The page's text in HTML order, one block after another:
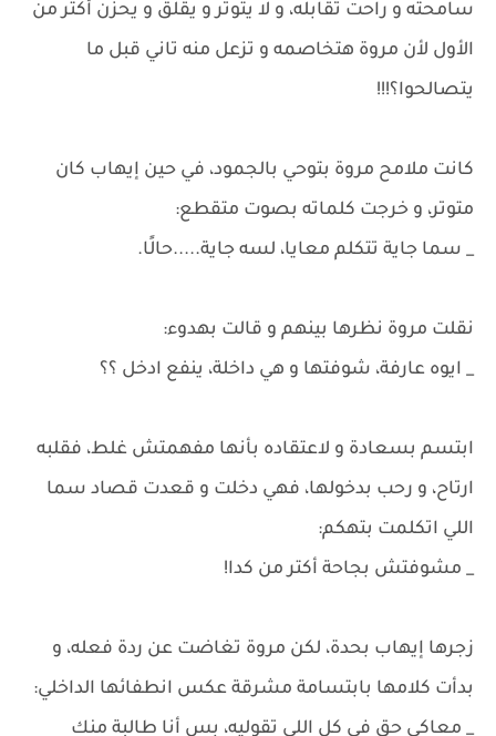
سامحته و راحت تقابله، و لا يتوتر و يقلق و يحزن أكتر من
الأول لأن مروة هتخاصمه و تزعل منه تاني قبل ما
يتصالحوا؟!!!
كانت ملامح مروة بتوحي بالجمود، في حين إيهاب كان
متوتر، و خرجت كلماته بصوت متقطع:
_ سما جاية تتكلم معايا، لسه جاية.....حالًا.
نقلت مروة نظرها بينهم و قالت بهدوء:
_ ايوه عارفة، شوفتها و هي داخلة، ينفع ادخل ؟؟
ابتسم بسعادة و لاعتقاده بأنها مفهمتش غلط، فقلبه
ارتاح، و رحب بدخولها، فهي دخلت و قعدت قصاد سما
اللي اتكلمت بتهكم:
_ مشوفتش بجاحة أكتر من كدا!
زجرها إيهاب بحدة، لكن مروة تغاضت عن ردة فعله، و
بدأت كلامها بابتسامة مشرقة عكس انطفائها الداخلي:
_ معاكي حق في كل اللي تقوليه، بس أنا طالبة منك